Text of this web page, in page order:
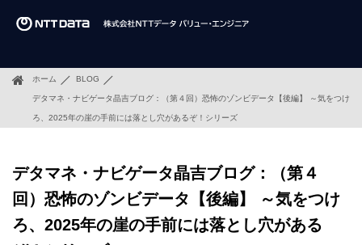
ホーム BLOG
デタマネ・ナビゲータ晶吉ブログ：（第４回）恐怖のゾンビデータ【後編】 ～気をつけ
ろ、2025年の崖の手前には落とし穴があるぞ！シリーズ
デタマネ・ナビゲータ晶吉ブログ：（第４
回）恐怖のゾンビデータ【後編】 ～気をつけ
ろ、2025年の崖の手前には落とし穴がある